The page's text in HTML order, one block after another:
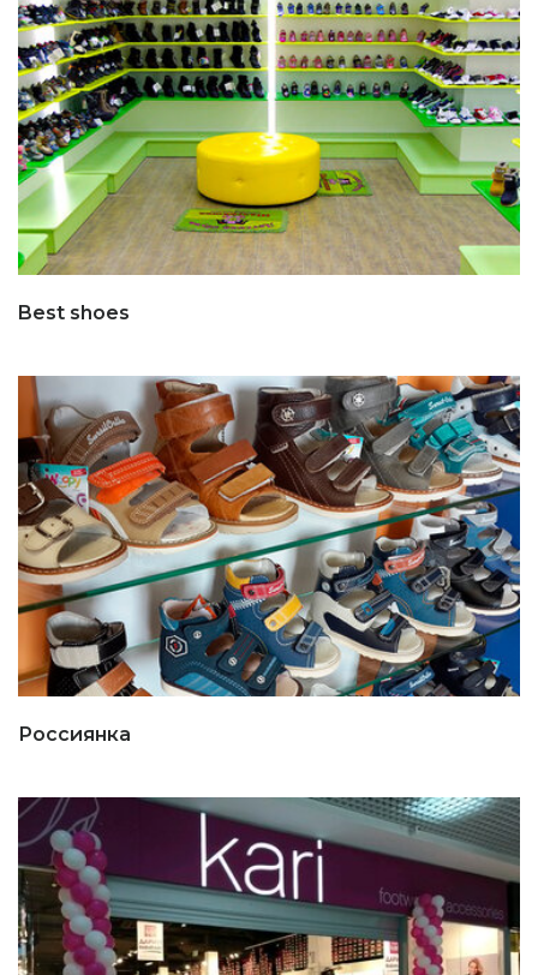
Best shoes
Россиянка